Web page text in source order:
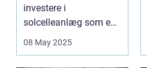
investere i
solcelleanlæg som en
08 May 2025